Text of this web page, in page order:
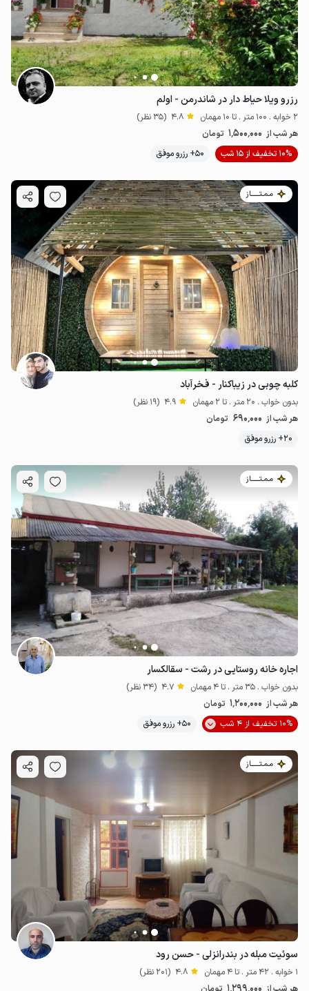
رزرو ویلا حیاط دار در شاندرمن - اولم
2 خوابه . 100 متر . تا 10 مهمان 4.8 (35 نظر)
هر شب از 1٬500٬000 تومان
10% تخفیف از 15 شب
50+ رزرو موفق
مـمـتــــــاز
کلبه چوبی در زیباکنار - فخرآباد
بدون خواب . 20 متر . تا 2 مهمان 4.9 (19 نظر)
هر شب از 690٬000 تومان
20+ رزرو موفق
مـمـتــــــاز
اجاره خانه روستایی در رشت - سقالکسار
بدون خواب . 35 متر . تا 4 مهمان 4.7 (34 نظر)
هر شب از 1٬200٬000 تومان
10% تخفیف از 4 شب
50+ رزرو موفق
مـمـتــــــاز
سوئیت مبله در بندرانزلی - حسن رود
1 خوابه . 42 متر . تا 4 مهمان 4.8 (201 نظر)